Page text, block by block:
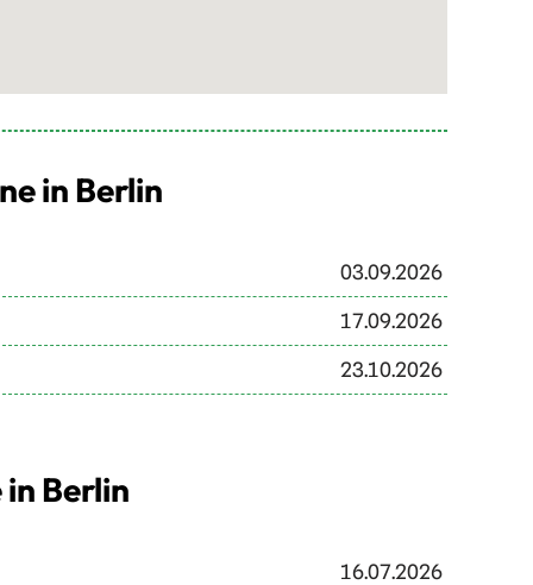
in Berlin
03.09.2026
17.09.2026
23.10.2026
Berlin
16.07.2026